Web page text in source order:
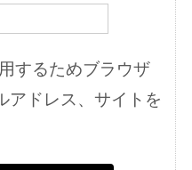
するためブラウザ
アドレス、サイトを